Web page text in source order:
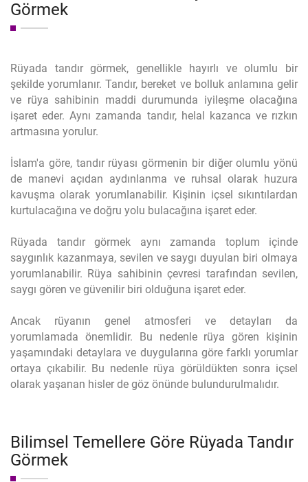
Görmek
Rüyada tandır görmek, genellikle hayırlı ve olumlu bir
şekilde yorumlanır. Tandır, bereket ve bolluk anlamına gelir
ve rüya sahibinin maddi durumunda iyileşme olacağına
işaret eder. Aynı zamanda tandır, helal kazanca ve rızkın
artmasına yorulur.
İslam'a göre, tandır rüyası görmenin bir diğer olumlu yönü
de manevi açıdan aydınlanma ve ruhsal olarak huzura
kavuşma olarak yorumlanabilir. Kişinin içsel sıkıntılardan
kurtulacağına ve doğru yolu bulacağına işaret eder.
Rüyada tandır görmek aynı zamanda toplum içinde
saygınlık kazanmaya, sevilen ve saygı duyulan biri olmaya
yorumlanabilir. Rüya sahibinin çevresi tarafından sevilen,
saygı gören ve güvenilir biri olduğuna işaret eder.
Ancak rüyanın genel atmosferi ve detayları da
yorumlamada önemlidir. Bu nedenle rüya gören kişinin
yaşamındaki detaylara ve duygularına göre farklı yorumlar
ortaya çıkabilir. Bu nedenle rüya görüldükten sonra içsel
olarak yaşanan hisler de göz önünde bulundurulmalıdır.
Bilimsel Temellere Göre Rüyada Tandır
Görmek